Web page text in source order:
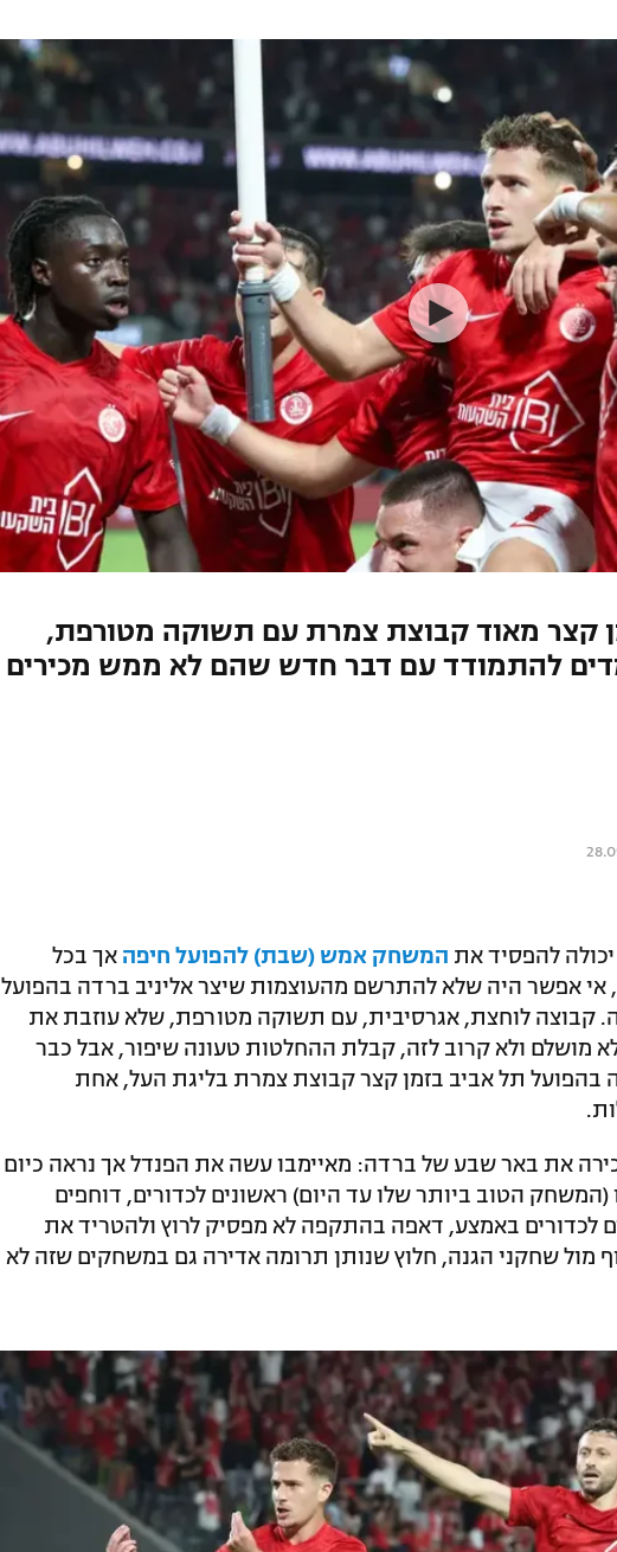
הפועל תל אביב
הפועל חיפה
הפועל באר שבע
מכבי נתניה
בני יהודה
ליגה סינית
ליגה ברזילאית
ליגות נוספות
קצר מאוד קבוצת צמרת עם תשוקה מטורפת,
להתמודד עם דבר חדש שהם לא ממש מכירים
להפסיד את המשחק אמש (שבת) להפועל חיפה אך בכל
אפשר היה שלא להתרשם מהעוצמות שיצר אליניב ברדה בהפועל
קבוצה לוחצת, אגרסיבית, עם תשוקה מטורפת, שלא עוזבת את
מושלם ולא קרוב לזה, קבלת ההחלטות טעונה שיפור, אבל כבר
בהפועל תל אביב בזמן קצר קבוצת צמרת בליגת העל, אחת
את באר שבע של ברדה: מאיימבו עשה את הפנדל אך נראה כיום
(המשחק הטוב ביותר שלו עד היום) ראשונים לכדורים, דוחפים
לכדורים באמצע, דאפה בהתקפה לא מפסיק לרוץ ולהטריד את
מול שחקני הגנה, חלוץ שנותן תרומה אדירה גם במשחקים שזה לא